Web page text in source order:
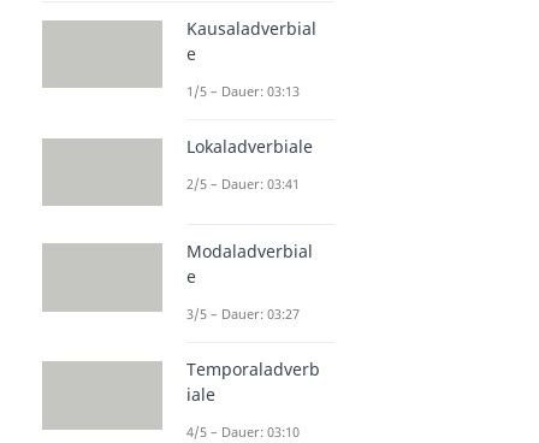
Kausaladverbial
e
1/5 – Dauer: 03:13
Lokaladverbiale
2/5 – Dauer: 03:41
Modaladverbial
e
3/5 – Dauer: 03:27
Temporaladverb
iale
4/5 – Dauer: 03:10